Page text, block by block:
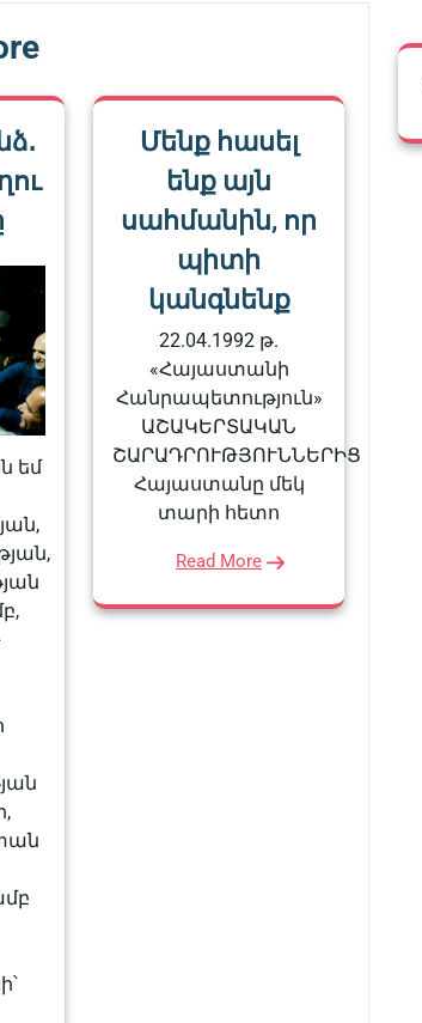
եմ
Մենք հասել
ենք այն
սահմանին, որ
պիտի
կանգնենք
22.04.1992 թ.
«Հայաստանի
Հանրապետություն»
ԱՇԱԿԵՐՏԱԿԱՆ
ՇԱՐԱԴՐՈՒԹՅՈՒՆՆԵՐԻՑ
Հայաստանը մեկ
տարի հետո
Read More